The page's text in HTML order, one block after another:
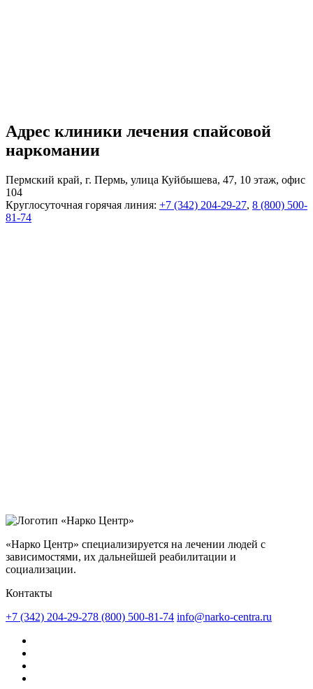
Адрес клиники лечения спайсовой
наркомании
Пермский край, г. Пермь, улица Куйбышева, 47, 10 этаж, офис
104
Круглосуточная горячая линия: +7 (342) 204-29-27, 8 (800) 500-
81-74
«Нарко Центр» специализируется на лечении людей с
зависимостями, их дальнейшей реабилитации и
социализации.
Контакты
+7 (342) 204-29-278 (800) 500-81-74 info@narko-centra.ru